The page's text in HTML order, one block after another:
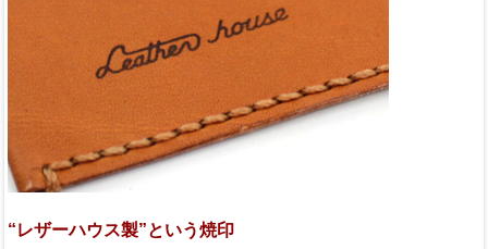
“レザーハウス製”という焼印